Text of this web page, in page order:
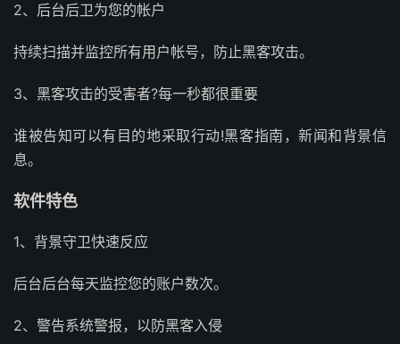
2、后台后卫为您的帐户
持续扫描并监控所有用户帐号，防止黑客攻击。
3、黑客攻击的受害者?每一秒都很重要
谁被告知可以有目的地采取行动!黑客指南，新闻和背景信
息。
软件特色
1、背景守卫快速反应
后台后台每天监控您的账户数次。
2、警告系统警报，以防黑客入侵